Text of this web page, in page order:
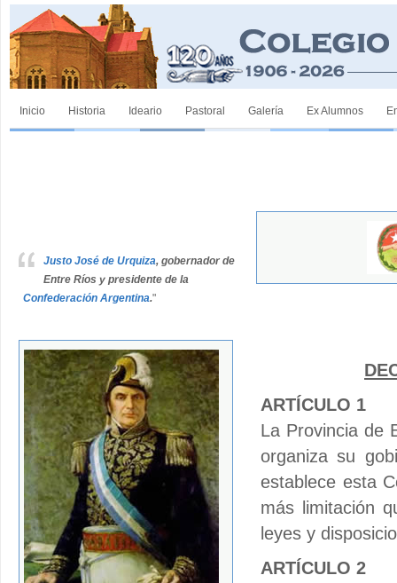
Inicio Historia Ideario Pastoral Galería Ex Alumnos
Justo José de Urquiza, gobernador de
Entre Ríos y presidente de la
Confederación Argentina."
ARTÍCULO 1
La Provincia de
organiza su
establece esta
más limitación
leyes y
ARTÍCULO 2